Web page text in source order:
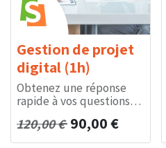
Gestion de projet
digital (1h)
Obtenez une réponse
rapide à vos questions
stratégiques. Avancez
sur un projet grâce à
120,00€ 90,00€